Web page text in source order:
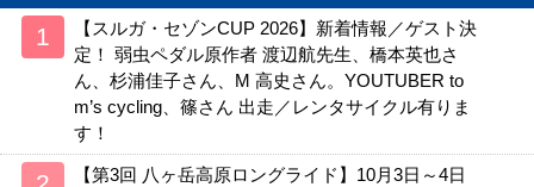
【スルガ・セゾンCUP 2026】新着情報／ゲスト決
定！ 弱虫ペダル原作者 渡辺航先生、橋本英也さ
ん、杉浦佳子さん、M 高史さん。YOUTUBER to
m’s cycling、篠さん 出走／レンタサイクル有りま
す！
【第3回 八ヶ岳高原ロングライド】10月3日～4日